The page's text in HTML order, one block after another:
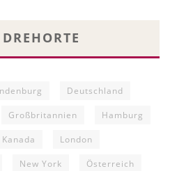
Deutschland
Großbritannien Hamburg
Kanada London
New York Österreich